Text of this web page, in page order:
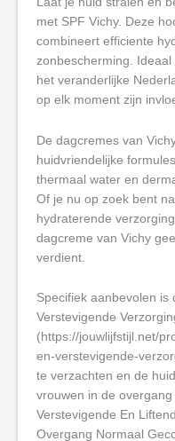
met SPF Vichy. Deze
combineert efficiente
zonbescherming.
het veranderlijke
op elk moment zijn
De dagcremes van
huidvriendelijke
thermaal water en
Of je nu op zoek bent
hydraterende
dagcreme van Vichy
verdient.
Specifiek aanbevolen is
Verstevigende
(https://jouwlijfstijl.net/
en-verstevigende-
te verzachten en de
vrouwen in de overgang
Verstevigende En
Overgang Normaal